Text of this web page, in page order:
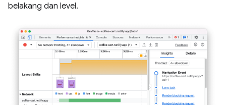
belakang dan level.